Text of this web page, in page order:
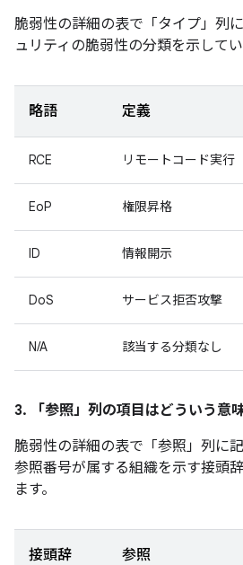
脆弱性の詳細の表で「タイプ」 列
ュリティの脆弱性の分類を示してい
略語 定義
RCE リモートコード実行
EoP 権限昇格
ID 情報開示
DoS サービス拒否攻撃
N/A 該当する分類なし
3. 「参照」 列の項目はどういう意
脆弱性の詳細の表で「参照」 列に
参照番号が属する組織を示す接頭
ます。
接頭辞 参照